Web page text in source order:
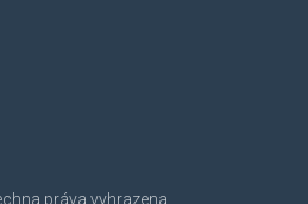
práva vyhrazena.